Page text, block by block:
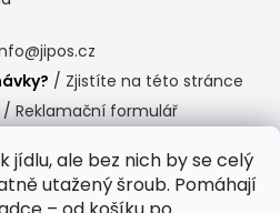
jídlu, ale bez nich by se celý
utažený šroub. Pomáhají
/ Zjistíte na této stránce
/ Reklamační formulář